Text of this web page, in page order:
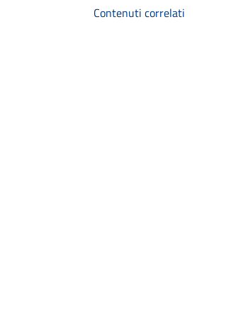
Contenuti correlati